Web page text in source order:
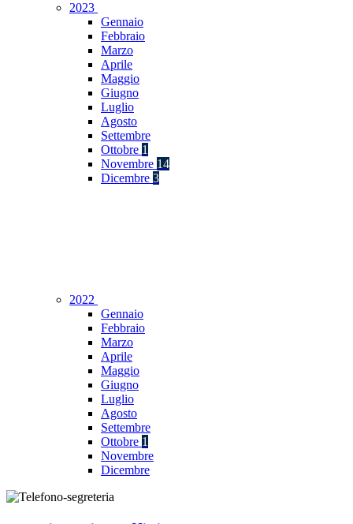
2023
Gennaio
Febbraio
Marzo
Aprile
Maggio
Giugno
Luglio
Agosto
Settembre
Ottobre 1
Novembre 14
Dicembre 3
2022
Gennaio
Febbraio
Marzo
Aprile
Maggio
Giugno
Luglio
Agosto
Settembre
Ottobre 1
Novembre
Dicembre